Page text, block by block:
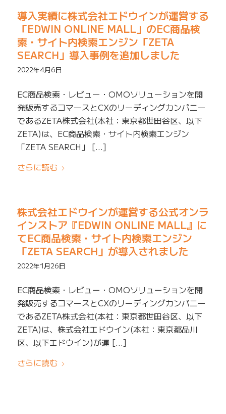
導入実績に株式会社エドウインが運営する
「EDWIN ONLINE MALL」のEC商品検
索・サイト内検索エンジン「ZETA
SEARCH」導入事例を追加しました
2022年4月6日
EC商品検索・レビュー・OMOソリューションを開
発販売するコマースとCXのリーディングカンパニー
であるZETA株式会社(本社：東京都世田谷区、以下
ZETA)は、EC商品検索・サイト内検索エンジン
「ZETA SEARCH」 […]
さらに読む
株式会社エドウインが運営する公式オンラ
インストア『EDWIN ONLINE MALL』に
てEC商品検索・サイト内検索エンジン
「ZETA SEARCH」が導入されました
2022年1月26日
EC商品検索・レビュー・OMOソリューションを開
発販売するコマースとCXのリーディングカンパニー
であるZETA株式会社(本社：東京都世田谷区、以下
ZETA)は、株式会社エドウイン(本社：東京都品川
区、以下エドウイン)が運 […]
さらに読む